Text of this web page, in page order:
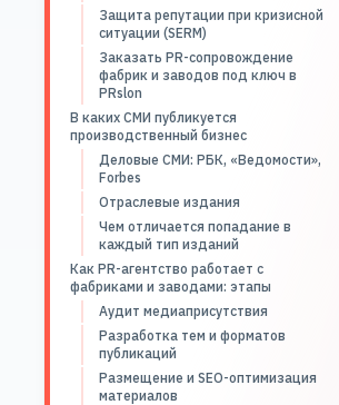
Защита репутации при кризисной
ситуации (SERM)
Заказать PR-сопровождение
фабрик и заводов под ключ в
PRslon
В каких СМИ публикуется
производственный бизнес
Деловые СМИ: РБК, «Ведомости»,
Forbes
Отраслевые издания
Чем отличается попадание в
каждый тип изданий
Как PR-агентство работает с
фабриками и заводами: этапы
Аудит медиаприсутствия
Разработка тем и форматов
публикаций
Размещение и SEO-оптимизация
материалов